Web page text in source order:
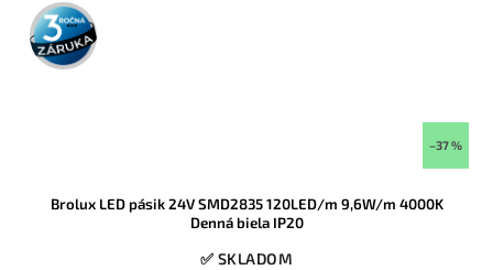
3 roky
záruka
–37 %
Brolux LED pásik 24V SMD2835 120LED/m 9,6W/m 4000K
Denná biela IP20
✅ SKLADOM